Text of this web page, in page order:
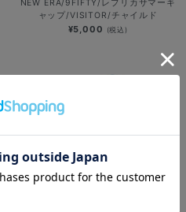
NEW ERA/9FIFTY/レプリカサマーキ
ャップ/VISITOR/チャイルド
¥5,000 (税込)